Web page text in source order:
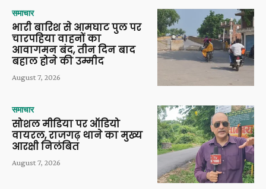
समाचार
भारी बारिश से आमघाट पुल पर
चारपहिया वाहनों का
आवागमन बंद, तीन दिन बाद
बहाल होने की उम्मीद
August 7, 2026
समाचार
सोशल मीडिया पर ऑडियो
वायरल, राजगढ़ थाने का मुख्य
आरक्षी निलंबित
August 7, 2026